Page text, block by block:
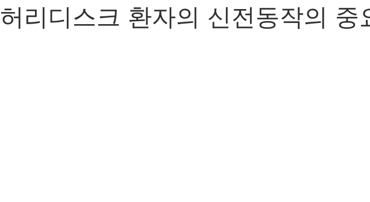
허리디스크 환자의 신전동작의 중